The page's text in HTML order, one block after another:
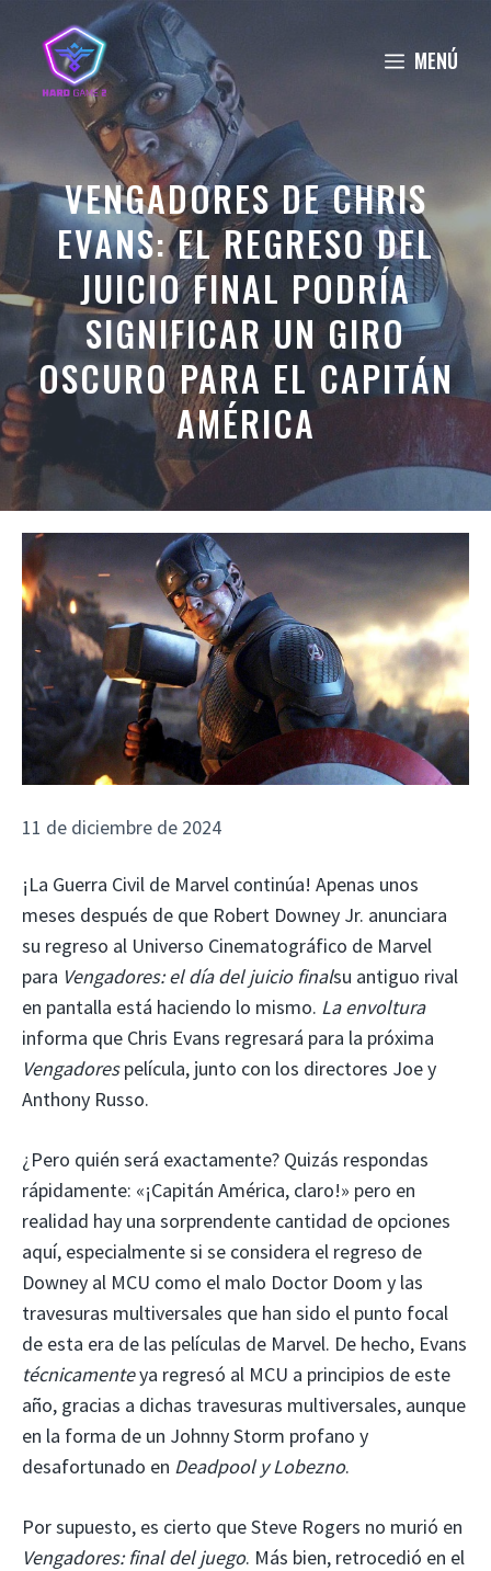
contenido
MENÚ
VENGADORES DE CHRIS
EVANS: EL REGRESO DEL
JUICIO FINAL PODRÍA
SIGNIFICAR UN GIRO
OSCURO PARA EL CAPITÁN
AMÉRICA
11 de diciembre de 2024
¡La Guerra Civil de Marvel continúa! Apenas unos
meses después de que Robert Downey Jr. anunciara
su regreso al Universo Cinematográfico de Marvel
para Vengadores: el día del juicio finalsu antiguo rival
en pantalla está haciendo lo mismo. La envoltura
informa que Chris Evans regresará para la próxima
Vengadorespelícula, junto con los directores Joe y
Anthony Russo.
¿Pero quién será exactamente? Quizás respondas
rápidamente: «¡Capitán América, claro!» pero en
realidad hay una sorprendente cantidad de opciones
aquí, especialmente si se considera el regreso de
Downey al MCU como el malo Doctor Doom y las
travesuras multiversales que han sido el punto focal
de esta era de las películas de Marvel. De hecho, Evans
técnicamenteya regresó al MCU a principios de este
año, gracias a dichas travesuras multiversales, aunque
en la forma de un Johnny Storm profano y
desafortunado en Deadpool y Lobezno.
Por supuesto, es cierto que Steve Rogers no murió en
Vengadores: final del juego. Más bien, retrocedió en el